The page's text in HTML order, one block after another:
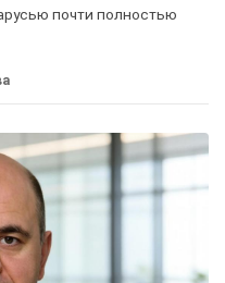
почти полностью